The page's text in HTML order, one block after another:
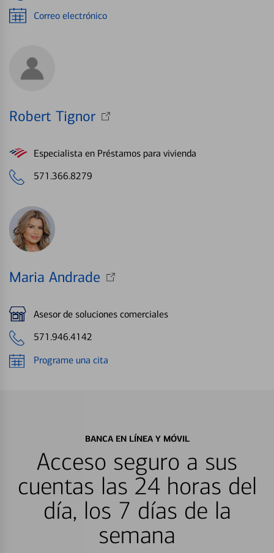
Correo electrónico
Robert Tignor
Especialista en Préstamos para vivienda
571.366.8279
Maria Andrade
Asesor de soluciones comerciales
571.946.4142
Programe una cita
BANCA EN LÍNEA Y MÓVIL
Acceso seguro a sus
cuentas las 24 horas del
día, los 7 días de la
semana